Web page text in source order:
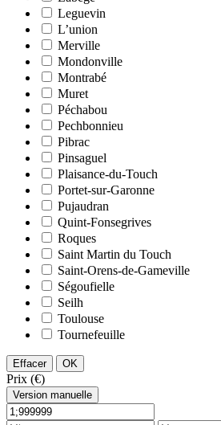
Leguevin
L’union
Merville
Mondonville
Montrabé
Muret
Péchabou
Pechbonnieu
Pibrac
Pinsaguel
Plaisance-du-Touch
Portet-sur-Garonne
Pujaudran
Quint-Fonsegrives
Roques
Saint Martin du Touch
Saint-Orens-de-Gameville
Ségoufielle
Seilh
Toulouse
Tournefeuille
Effacer OK
Prix (€)
Version manuelle